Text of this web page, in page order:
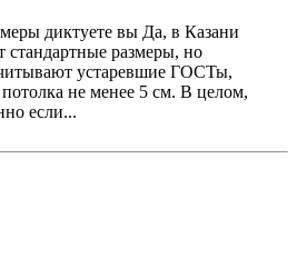
диктуете вы Да, в Казани
размеры, но
устаревшие ГОСТы,
не менее 5 см. В целом,
если...